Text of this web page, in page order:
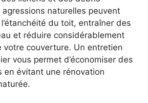
naturelles peuvent
du toit, entraîner des
et réduire considérablement
votre couverture. Un entretien
vous permet d’économiser des
en évitant une rénovation